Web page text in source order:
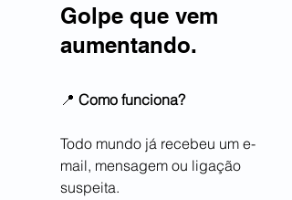
Golpe que vem
aumentando.
📍 Como funciona?
Todo mundo já recebeu um e-
mail, mensagem ou ligação
suspeita.